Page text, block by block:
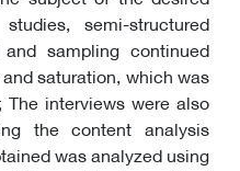
semi-structured
sampling continued
saturation, which was
interviews were also
the content analysis
was analyzed using